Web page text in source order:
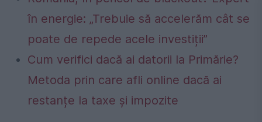
în energie: „Trebuie să accelerăm cât se
poate de repede acele investiții”
Cum verifici dacă ai datorii la Primărie?
Metoda prin care afli online dacă ai
restanțe la taxe și impozite